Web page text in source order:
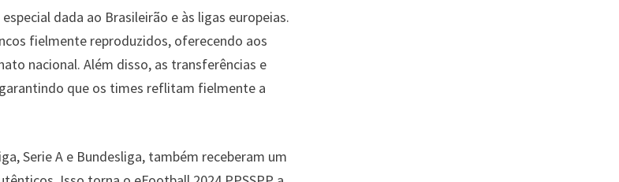
dada ao Brasileirão e às ligas europeias.
fielmente reproduzidos, oferecendo aos
nacional. Além disso, as transferências e
que os times reflitam fielmente a
Serie A e Bundesliga, também receberam um